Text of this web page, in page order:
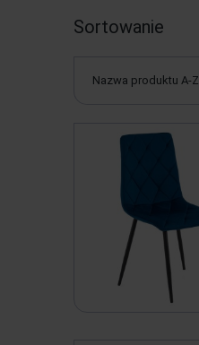
Sortowanie
Nazwa produktu A-Z